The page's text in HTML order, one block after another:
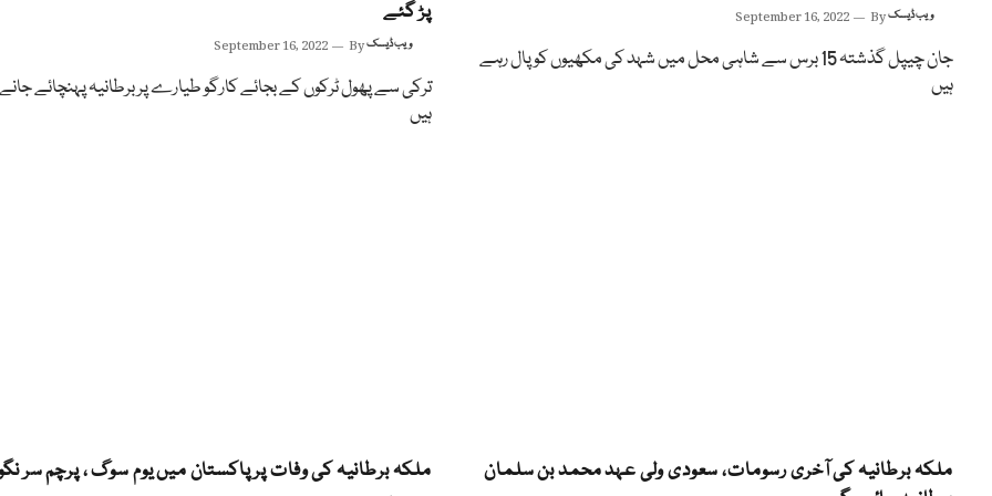
September 16, 2022 Byویب ڈیسک
جان چیپل گذشتہ 15 برس سے شاہی محل میں شہد کی مکھیوں کو پال رہے
ہیں
پڑ گئے
September 16, 2022 Byویب ڈیسک
ترکی سے پھول ٹرکوں کے بجائے کارگو طیارے پر برطانیہ پہنچائے
ہیں
ملکہ برطانیہ کی آخری رسومات، سعودی ولی عہد محمد بن سلمان
ملکہ برطانیہ کی وفات پر پاکستان میں یوم سوگ ، پرچم سر